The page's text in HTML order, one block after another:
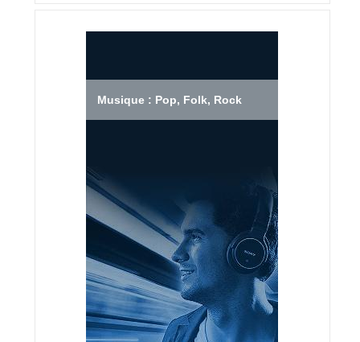
Musique : Pop, Folk, Rock